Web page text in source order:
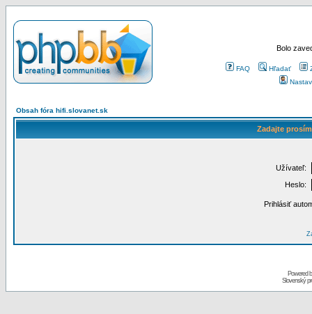
Bolo
FAQ Hľadať
Obsah fóra hifi.slovanet.sk
Zadajte
Užívateľ:
Heslo:
Prihlásiť
Powered
Slovenský